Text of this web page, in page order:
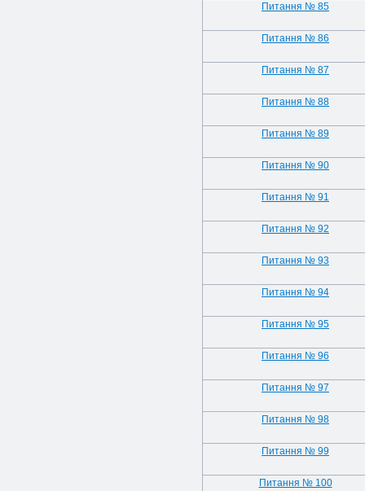
Питання № 85
Питання № 86
Питання № 87
Питання № 88
Питання № 89
Питання № 90
Питання № 91
Питання № 92
Питання № 93
Питання № 94
Питання № 95
Питання № 96
Питання № 97
Питання № 98
Питання № 99
Питання № 100